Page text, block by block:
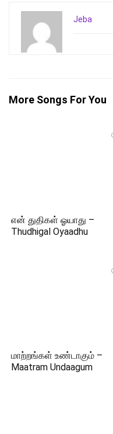
Jeba
More Songs For You
என் துதிகள் ஓயாது –
Thudhigal Oyaadhu
மாற்றங்கள் உண்டாகும் –
Maatram Undaagum